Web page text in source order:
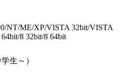
NT/ME/XP/VISTA 32bit/VISTA
8 32bit/8 64bit
生～）